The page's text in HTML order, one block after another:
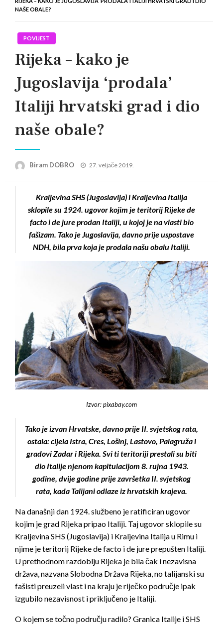
NAŠE OBALE?
POVIJEST
Rijeka – kako je
Jugoslavija ‘prodala’
Italiji hrvatski grad i dio
naše obale?
Biram DOBRO
Posted
27. veljače 2019.
Kraljevina SHS (Jugoslavija) i Kraljevina Italija
sklopile su 1924. ugovor kojim je teritorij Rijeke de
facto i de jure prodan Italiji, u kojoj je na vlasti bio
fašizam. Tako je Jugoslavija, davno prije uspostave
NDH, bila prva koja je prodala našu obalu Italiji.
Izvor: pixabay.com
Tako je izvan Hrvatske, davno prije II. svjetskog rata,
ostala: cijela Istra, Cres, Lošinj, Lastovo, Palagruža i
gradovi Zadar i Rijeka. Svi ti teritoriji prestali su biti
dio Italije njenom kapitulacijom 8. rujna 1943.
godine, dvije godine prije završetka II. svjetskog
rata, kada Talijani odlaze iz hrvatskih krajeva.
Na današnji dan 1924. službeno je ratificiran ugovor
kojim je grad Rijeka pripao Italiji. Taj ugovor sklopile su
Kraljevina SHS (Jugoslavija) i Kraljevina Italija u Rimu i
njime je teritorij Rijeke de facto i de jure prepušten Italiji.
U prethodnom razdoblju Rijeka je bila čak i nezavisna
država, nazvana Slobodna Država Rijeka, no talijanski su
fašisti preuzeli vlast i na kraju je riječko područje ipak
izgubilo nezavisnost i priključeno je Italiji.
O kojem se točno području radilo? Granica Italije i SHS